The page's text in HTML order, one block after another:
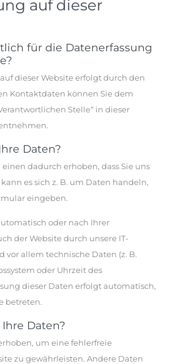
auf dieser
für die Datenerfassung
dieser Website erfolgt durch den
Kontaktdaten können Sie dem
Stelle“ in dieser
Daten?
dadurch erhoben, dass Sie uns
es sich z. B. um Daten handeln,
eingeben.
oder nach Ihrer
der Website durch unsere IT-
vor allem technische Daten (z. B.
oder Uhrzeit des
dieser Daten erfolgt automatisch,
betreten.
Daten?
um eine fehlerfreie
zu gewährleisten. Andere Daten